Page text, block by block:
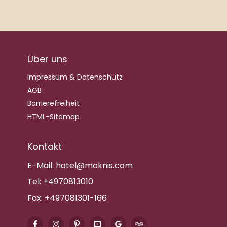
Über uns
Impressum & Datenschutz
AGB
Barrierefreiheit
HTML-Sitemap
Kontakt
E-Mail: hotel@moknis.com
Tel: +4970813010
Fax: +497081301-166